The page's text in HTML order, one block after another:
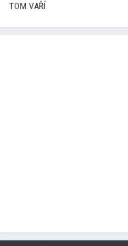
TOM VAŘÍ